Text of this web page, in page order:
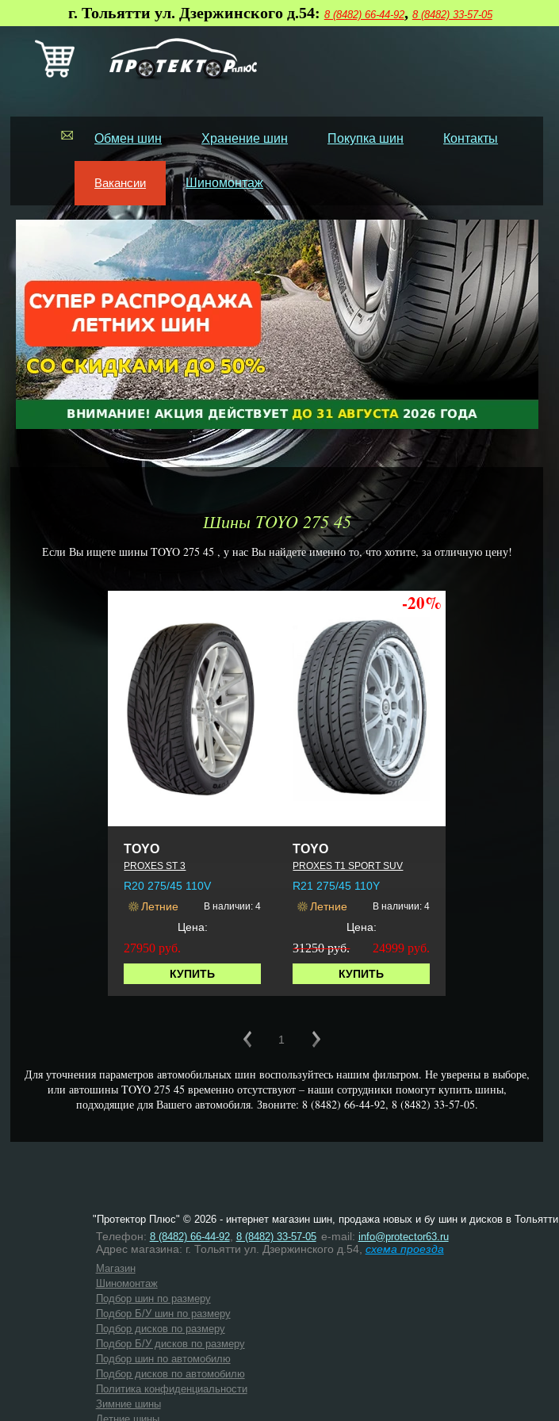
г. Тольятти ул. Дзержинского д.54: 8 (8482) 66-44-92, 8 (8482) 33-57-05
Обмен шин Хранение шин Покупка шин Контакты
Вакансии Шиномонтаж
Шины TOYO 275 45
Если Вы ищете шины TOYO 275 45 , у нас Вы найдете именно то, что хотите, за отличную цену!
TOYO
PROXES ST 3
R20 275/45 110V
Летние
В наличии: 4
Цена:
27950руб.
КУПИТЬ
-20%
TOYO
PROXES T1 SPORT SUV
R21 275/45 110Y
Летние
В наличии: 4
Цена:
31250 руб. 24999руб.
КУПИТЬ
1
Для уточнения параметров автомобильных шин воспользуйтесь нашим фильтром. Не уверены в выборе,
или автошины TOYO 275 45 временно отсутствуют – наши сотрудники помогут купить шины,
подходящие для Вашего автомобиля. Звоните: 8 (8482) 66-44-92, 8 (8482) 33-57-05.
"Протектор Плюс" © 2026 - интернет магазин шин, продажа новых и бу шин и дисков в Тольятти
Телефон: 8 (8482) 66-44-92, 8 (8482) 33-57-05 e-mail: info@protector63.ru
Адрес магазина: г. Тольятти ул. Дзержинского д.54, схема проезда
Магазин
Шиномонтаж
Подбор шин по размеру
Подбор Б/У шин по размеру
Подбор дисков по размеру
Подбор Б/У дисков по размеру
Подбор шин по автомобилю
Подбор дисков по автомобилю
Политика конфиденциальности
Зимние шины